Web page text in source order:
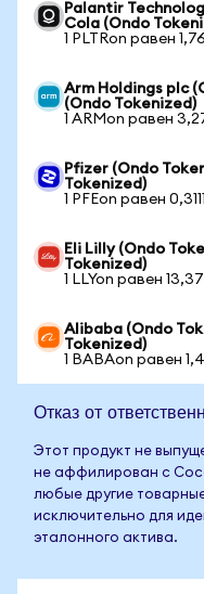
Palantir
Cola (Ondo
1 PLTRon равен
Arm Holdings plc
(Ondo Tokenized)
1 ARMon равен
Pfizer (Ondo
Tokenized)
1 PFEon равен
Eli Lilly (Ondo
Tokenized)
1 LLYon равен
Alibaba (Ondo
Tokenized)
1 BABAon равен
Отказ от
Этот продукт не
не аффилирован с
любые другие
исключительно для
эталонного актива.